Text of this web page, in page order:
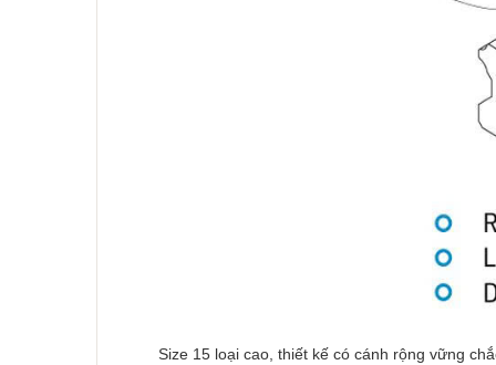
Size 15 loại cao, thiết kế có cánh rộng vững